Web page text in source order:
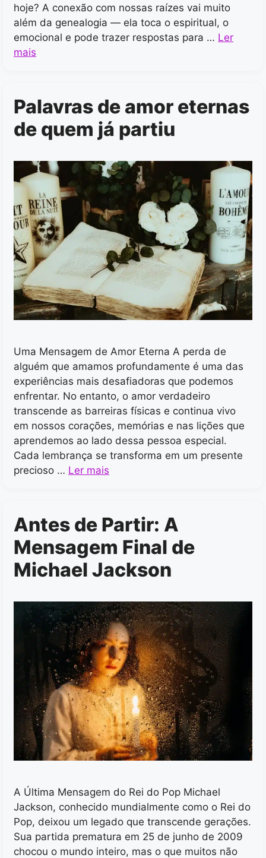
hoje? A conexão com nossas raízes vai muito
além da genealogia — ela toca o espiritual, o
emocional e pode trazer respostas para … Ler
mais
Palavras de amor eternas
de quem já partiu
Uma Mensagem de Amor Eterna A perda de
alguém que amamos profundamente é uma das
experiências mais desafiadoras que podemos
enfrentar. No entanto, o amor verdadeiro
transcende as barreiras físicas e continua vivo
em nossos corações, memórias e nas lições que
aprendemos ao lado dessa pessoa especial.
Cada lembrança se transforma em um presente
precioso … Ler mais
Antes de Partir: A
Mensagem Final de
Michael Jackson
A Última Mensagem do Rei do Pop Michael
Jackson, conhecido mundialmente como o Rei do
Pop, deixou um legado que transcende gerações.
Sua partida prematura em 25 de junho de 2009
chocou o mundo inteiro, mas o que muitos não